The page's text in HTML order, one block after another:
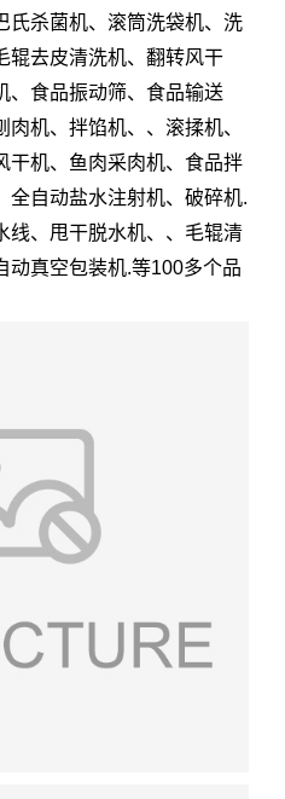
氏杀菌机、滚筒洗袋机、洗
辊去皮清洗机、翻转风干
、食品振动筛、食品输送
机、拌馅机、、滚揉机、
干机、鱼肉采肉机、食品拌
全自动盐水注射机、破碎机.
线、甩干脱水机、、毛辊清
动真空包装机.等100多个品